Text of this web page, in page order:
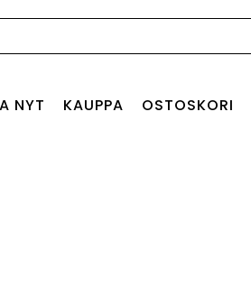
NYT KAUPPA OSTOSKORI